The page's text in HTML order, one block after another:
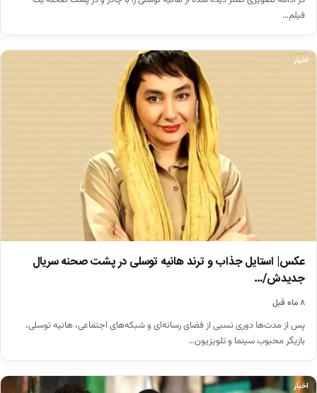
فیلم…
اخبار
عکس| استایل جذاب و ترند هانیه توسلی در پشت صحنه سریال
جدیدش/…
۸ ماه قبل
پس از مدت‌ها دوری نسبی از فضای رسانه‌ای و شبکه‌های اجتماعی، هانیه توسلی،
بازیگر محبوب سینما و تلویزیون…
اخبار